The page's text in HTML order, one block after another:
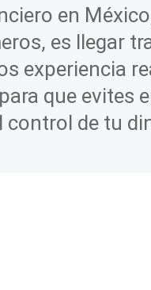
en
es llegar
experiencia
que evites
de tu